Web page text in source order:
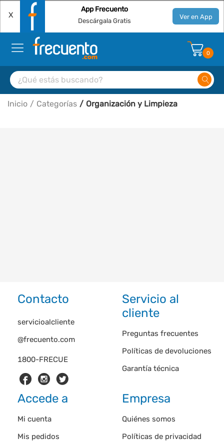
X
App Frecuento
Descárgala Gratis Ver en App
0
Inicio Categorías Organización y Limpieza
Contacto
1800-FRECUE
servicioalcliente
@frecuento.com
Servicio al
cliente
Preguntas frecuentes
Políticas de devoluciones
Garantía técnica
Accede a
Mi cuenta
Mis pedidos
Empresa
Quiénes somos
Políticas de privacidad